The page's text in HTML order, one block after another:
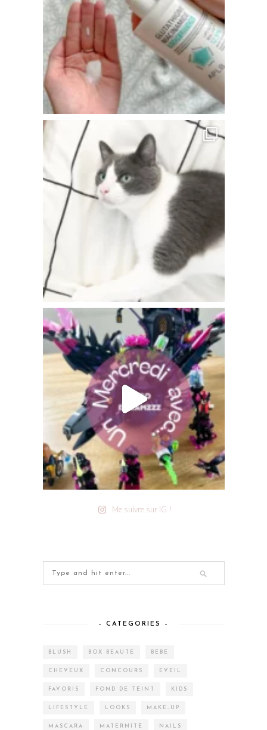
Me suivre sur IG !
– CATEGORIES –
BLUSH BOX BEAUTÉ BÉBÉ
CHEVEUX CONCOURS EVEIL
FAVORIS FOND DE TEINT KIDS
LIFESTYLE LOOKS MAKE-UP
MASCARA MATERNITÉ NAILS